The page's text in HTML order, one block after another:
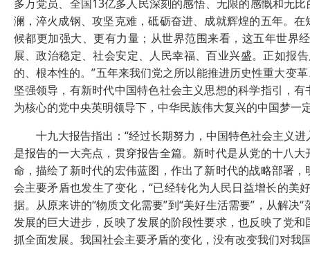
多万党员、全国13亿多人民深刻的感悟、无限的感慨和无
澜，淬火成钢、攻坚克难，砥砺奋进、成就辉煌的五年。
候都更加强大、更有力量；从世界范围来看，这五年世界
展、政治稳定、社会安定、人民幸福、百业兴盛。正如报
的、根本性的。”五年来我们党之所以能推进历史性重大变
坚强领导，有新时代中国特色社会主义思想的科学指引，
为核心的党中央英明领导下，中华民族伟大复兴的中国梦一
十九大报告指出：“经过长期努力，中国特色社会主义进
是报告的一大亮点，贯穿报告全篇。新时代是从党的十八
命，描绘了新时代的宏伟蓝图，作出了新时代的战略部署
会主要矛盾也发生了变化，“已经转化为人民日益增长的美
据。从原来讲的“物质文化需要”到“美好生活需要”，从解
发展的巨大进步，反映了发展的阶段性要求，也反映了党
抓全面发展。我国社会主要矛盾的变化，没有改变我们对我